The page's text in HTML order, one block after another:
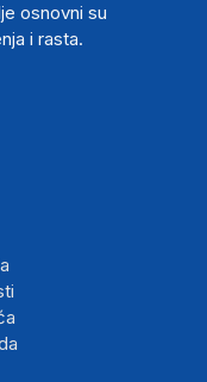
osnovni su
i rasta.